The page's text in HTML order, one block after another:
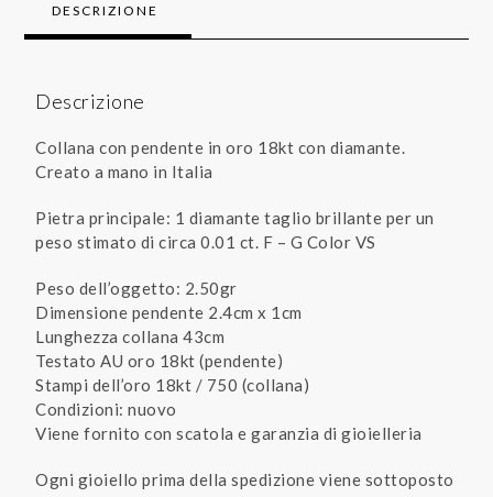
DESCRIZIONE
Descrizione
Collana con pendente in oro 18kt con diamante.
Creato a mano in Italia
Pietra principale: 1 diamante taglio brillante per un
peso stimato di circa 0.01 ct. F – G Color VS
Peso dell’oggetto: 2.50gr
Dimensione pendente 2.4cm x 1cm
Lunghezza collana 43cm
Testato AU oro 18kt (pendente)
Stampi dell’oro 18kt / 750 (collana)
Condizioni: nuovo
Viene fornito con scatola e garanzia di gioielleria
Ogni gioiello prima della spedizione viene sottoposto